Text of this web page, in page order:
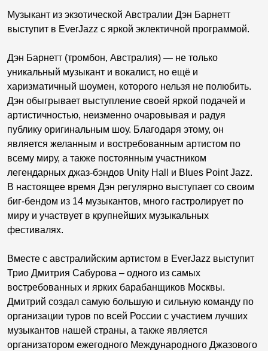
Музыкант из экзотической Австралии Дэн Барнетт
выступит в EverJazz с яркой эклектичной программой.
Дэн Барнетт (тромбон, Австралия) — не только
уникальный музыкант и вокалист, но ещё и
харизматичный шоумен, которого нельзя не полюбить.
Дэн обыгрывает выступление своей яркой подачей и
артистичностью, неизменно очаровывая и радуя
публику оригинальным шоу. Благодаря этому, он
является желанным и востребованным артистом по
всему миру, а также постоянным участником
легендарных джаз-бэндов Unity Hall и Blues Point Jazz.
В настоящее время Дэн регулярно выступает со своим
биг-бендом из 14 музыкантов, много гастролирует по
миру и участвует в крупнейших музыкальных
фестивалях.
Вместе с австралийским артистом в EverJazz выступит
Трио Дмитрия Сабурова – одного из самых
востребованных и ярких барабанщиков Москвы.
Дмитрий создал самую большую и сильную команду по
организации туров по всей России с участием лучших
музыкантов нашей страны, а также является
организатором ежегодного Международного Джазового